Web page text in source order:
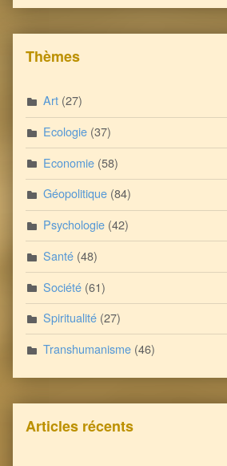
Thèmes
Art (27)
Ecologie (37)
Economie (58)
Géopolitique (84)
Psychologie (42)
Santé (48)
Société (61)
Spiritualité (27)
Transhumanisme (46)
Articles récents